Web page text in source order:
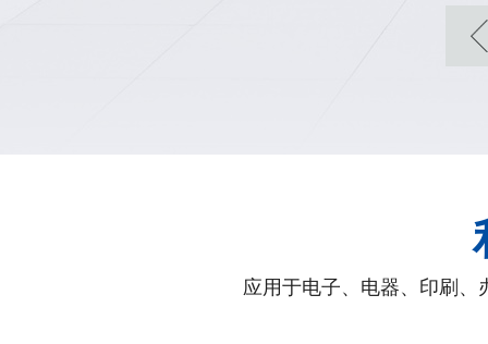
应用于电子、电器、印刷